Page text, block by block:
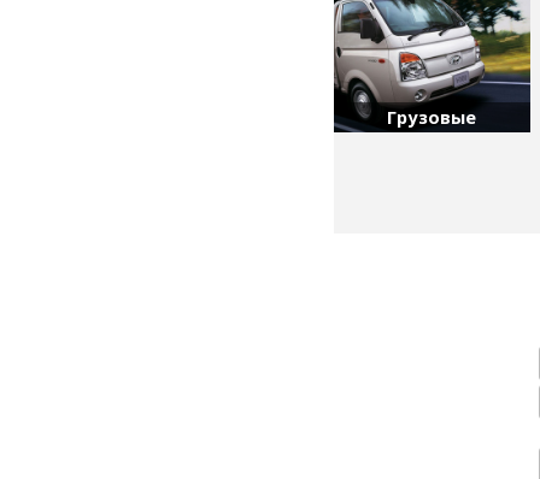
Грузовые
Hyundai: HD, H100, H350,